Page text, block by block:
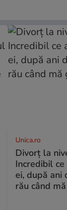
Unica.ro
Divorț la
Incredibil
ei, după ani
rău când